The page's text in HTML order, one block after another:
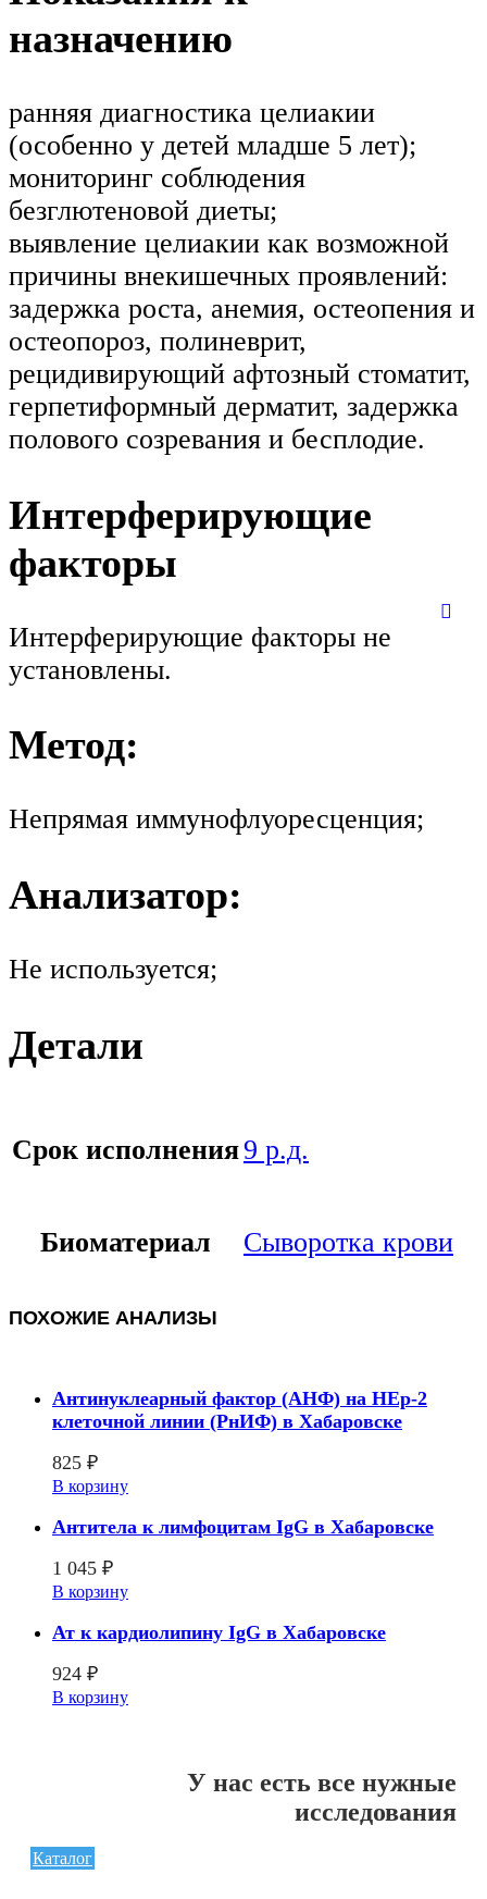
назначению
ранняя диагностика целиакии
(особенно у детей младше 5 лет);
мониторинг соблюдения
безглютеновой диеты;
выявление целиакии как возможной
причины внекишечных проявлений:
задержка роста, анемия, остеопения и
остеопороз, полиневрит,
рецидивирующий афтозный стоматит,
герпетиформный дерматит, задержка
полового созревания и бесплодие.
Интерферирующие
факторы
Интерферирующие факторы не
установлены.
Метод:
Непрямая иммунофлуоресценция;
Анализатор:
Не используется;
Детали
Срок исполнения9 р.д.
Биоматериал Сыворотка крови
ПОХОЖИЕ АНАЛИЗЫ
Антинуклеарный фактор (АНФ) на HEp-2
клеточной линии (РнИФ) в Хабаровске
825 ₽
В корзину
Антитела к лимфоцитам IgG в Хабаровске
1 045 ₽
В корзину
Ат к кардиолипину IgG в Хабаровске
924 ₽
В корзину
У нас есть все нужные
исследования
Каталог